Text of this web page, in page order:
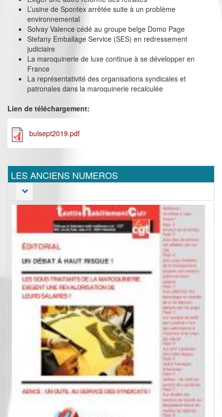
L’usine de Spontex arrêtée suite à un problème
environnemental
Solvay Valence cédé au groupe belge Domo Page
Stefany Emballage Service (SES) en redressement
judiciaire
La maroquinerie de luxe continue à se développer en
France
La représentativité des organisations syndicales et
patronales dans la maroquinerie recalculée
Lien de téléchargement:
bulsept2019.pdf
LES ANCIENS NUMEROS